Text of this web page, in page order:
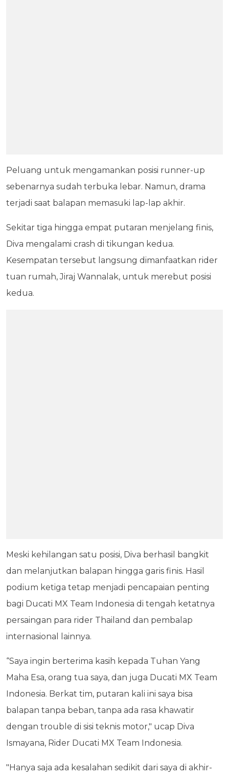
Peluang untuk mengamankan posisi runner-up
sebenarnya sudah terbuka lebar. Namun, drama
terjadi saat balapan memasuki lap-lap akhir.
Sekitar tiga hingga empat putaran menjelang finis,
Diva mengalami crash di tikungan kedua.
Kesempatan tersebut langsung dimanfaatkan rider
tuan rumah, Jiraj Wannalak, untuk merebut posisi
kedua.
Meski kehilangan satu posisi, Diva berhasil bangkit
dan melanjutkan balapan hingga garis finis. Hasil
podium ketiga tetap menjadi pencapaian penting
bagi Ducati MX Team Indonesia di tengah ketatnya
persaingan para rider Thailand dan pembalap
internasional lainnya.
“Saya ingin berterima kasih kepada Tuhan Yang
Maha Esa, orang tua saya, dan juga Ducati MX Team
Indonesia. Berkat tim, putaran kali ini saya bisa
balapan tanpa beban, tanpa ada rasa khawatir
dengan trouble di sisi teknis motor," ucap Diva
Ismayana, Rider Ducati MX Team Indonesia.
"Hanya saja ada kesalahan sedikit dari saya di akhir-